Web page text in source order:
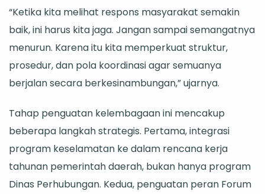
“Ketika kita melihat respons masyarakat semakin
baik, ini harus kita jaga. Jangan sampai semangatnya
menurun. Karena itu kita memperkuat struktur,
prosedur, dan pola koordinasi agar semuanya
berjalan secara berkesinambungan,” ujarnya.
Tahap penguatan kelembagaan ini mencakup
beberapa langkah strategis. Pertama, integrasi
program keselamatan ke dalam rencana kerja
tahunan pemerintah daerah, bukan hanya program
Dinas Perhubungan. Kedua, penguatan peran Forum